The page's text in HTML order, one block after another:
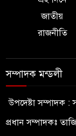
জাতীয়
রাজনীতি
সম্পাদক মন্ডলী
উপদেষ্টা সম্পাদক :
প্রধান সম্পাদকঃ